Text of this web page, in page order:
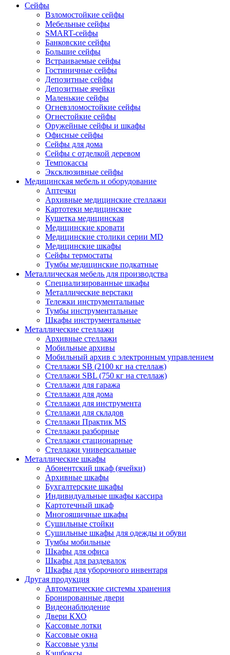
Сейфы
Взломостойкие сейфы
Мебельные сейфы
SMART-сейфы
Банковские сейфы
Большие сейфы
Встраиваемые сейфы
Гостиничные сейфы
Депозитные сейфы
Депозитные ячейки
Маленькие сейфы
Огневзломостойкие сейфы
Огнестойкие сейфы
Оружейные сейфы и шкафы
Офисные сейфы
Сейфы для дома
Сейфы с отделкой деревом
Темпокассы
Эксклюзивные сейфы
Медицинская мебель и оборудование
Аптечки
Архивные медицинские стеллажи
Картотеки медицинские
Кушетка медицинская
Медицинские кровати
Медицинские столики серии MD
Медицинские шкафы
Сейфы термостаты
Тумбы медицинские подкатные
Металлическая мебель для производства
Cпециализированные шкафы
Металлические верстаки
Тележки инструментальные
Тумбы инструментальные
Шкафы инструментальные
Металлические стеллажи
Архивные стеллажи
Мобильные архивы
Мобильный архив с электронным управлением
Стеллажи SB (2100 кг на стеллаж)
Стеллажи SBL (750 кг на стеллаж)
Стеллажи для гаража
Стеллажи для дома
Стеллажи для инструмента
Стеллажи для складов
Стеллажи Практик MS
Стеллажи разборные
Стеллажи стационарные
Стеллажи универсальные
Металлические шкафы
Абонентский шкаф (ячейки)
Архивные шкафы
Бухгалтерские шкафы
Индивидуальные шкафы кассира
Картотечный шкаф
Многоящичные шкафы
Сушильные стойки
Сушильные шкафы для одежды и обуви
Тумбы мобильные
Шкафы для офиса
Шкафы для раздевалок
Шкафы для уборочного инвентаря
Другая продукция
Автоматические системы хранения
Бронированные двери
Видеонаблюдение
Двери КХО
Кассовые лотки
Кассовые окна
Кассовые узлы
Кэшбоксы